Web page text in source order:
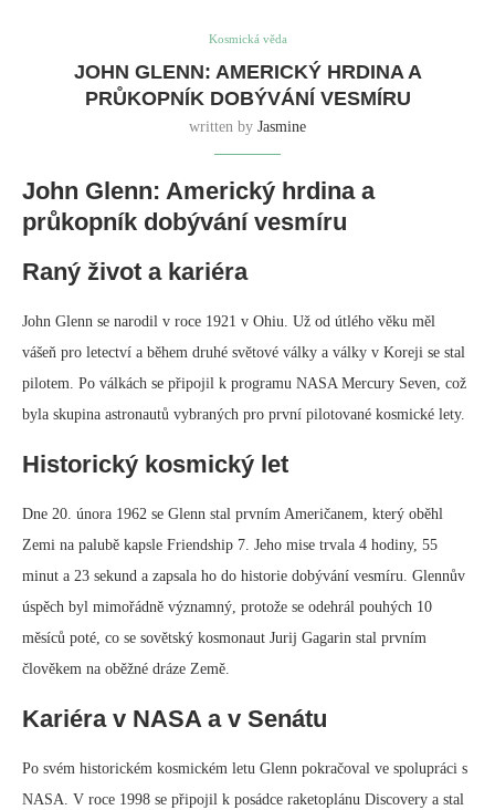
Kosmická věda
JOHN GLENN: AMERICKÝ HRDINA A
PRŮKOPNÍK DOBÝVÁNÍ VESMÍRU
written by Jasmine
John Glenn: Americký hrdina a
průkopník dobývání vesmíru
Raný život a kariéra
John Glenn se narodil v roce 1921 v Ohiu. Už od útlého věku měl
vášeň pro letectví a během druhé světové války a války v Koreji se stal
pilotem. Po válkách se připojil k programu NASA Mercury Seven, což
byla skupina astronautů vybraných pro první pilotované kosmické lety.
Historický kosmický let
Dne 20. února 1962 se Glenn stal prvním Američanem, který oběhl
Zemi na palubě kapsle Friendship 7. Jeho mise trvala 4 hodiny, 55
minut a 23 sekund a zapsala ho do historie dobývání vesmíru. Glennův
úspěch byl mimořádně významný, protože se odehrál pouhých 10
měsíců poté, co se sovětský kosmonaut Jurij Gagarin stal prvním
člověkem na oběžné dráze Země.
Kariéra v NASA a v Senátu
Po svém historickém kosmickém letu Glenn pokračoval ve spolupráci s
NASA. V roce 1998 se připojil k posádce raketoplánu Discovery a stal